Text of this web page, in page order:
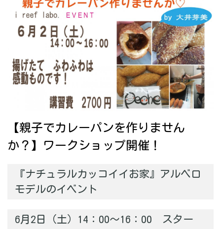
【親子でカレーパンを作りません
か？】ワークショップ開催！
『ナチュラルカッコイイお家』アルベロ
モデルのイベント
6月2日（土）14：00～16：00 スター